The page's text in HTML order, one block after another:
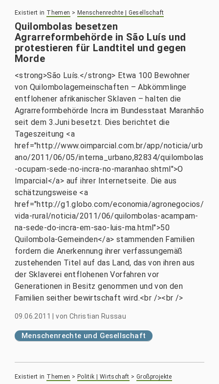
Existiert in Themen > Menschenrechte | Gesellschaft
Quilombolas besetzen
Agrarreformbehörde in São Luís und
protestieren für Landtitel und gegen
Morde
<strong>São Luís.</strong> Etwa 100 Bewohner
von Quilombolagemeinschaften – Abkömmlinge
entflohener afrikanischer Sklaven – halten die
Agrarreformbehörde Incra im Bundesstaat Maranhão
seit dem 3.Juni besetzt. Dies berichtet die
Tageszeitung <a
href="http://www.oimparcial.com.br/app/noticia/urb
ano/2011/06/05/interna_urbano,82834/quilombolas
-ocupam-sede-no-incra-no-maranhao.shtml">O
Imparcial</a> auf ihrer Internetseite. Die aus
schätzungsweise <a
href="http://g1.globo.com/economia/agronegocios/
vida-rural/noticia/2011/06/quilombolas-acampam-
na-sede-do-incra-em-sao-luis-ma.html">50
Quilombola-Gemeinden</a> stammenden Familien
fordern die Anerkennung ihrer verfassungemäß
zustehenden Titel auf das Land, das von ihren aus
der Sklaverei entflohenen Vorfahren vor
Generationen in Besitz genommen und von den
Familien seither bewirtschaft wird.<br /><br />
09.06.2011 |von Christian Russau
Menschenrechte und Gesellschaft
Existiert in Themen > Politik | Wirtschaft >Großprojekte